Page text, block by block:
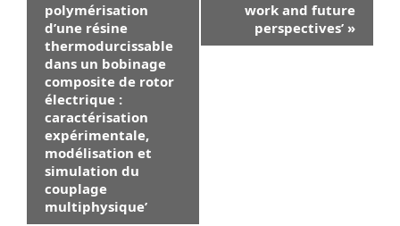
polymérisation
d’une résine
thermodurcissable
dans un bobinage
composite de rotor
électrique :
caractérisation
expérimentale,
modélisation et
simulation du
couplage
multiphysique’
work and future
perspectives’ »